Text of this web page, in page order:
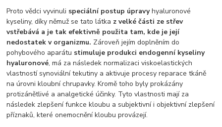
Proto vědci vyvinuli speciální postup úpravyhyaluronové
kyseliny, díky němuž se tato látka z velké části ze střev
vstřebává a je tak efektivně použita tam, kde je její
nedostatek v organizmu. Zároveň jejím doplněním do
pohybového aparátu stimuluje produkci endogenní kyseliny
hyaluronové, má za následek normalizaci viskoelastických
vlastností synoviální tekutiny a aktivuje procesy reparace tkáně
na úrovni kloubní chrupavky. Kromě toho byly prokázány
protizánětlivé a analgetické účinky. Tyto vlastnosti mají za
následek zlepšení funkce kloubu a subjektivní i objektivní zlepšení
příznaků, které onemocnění kloubu provázejí.